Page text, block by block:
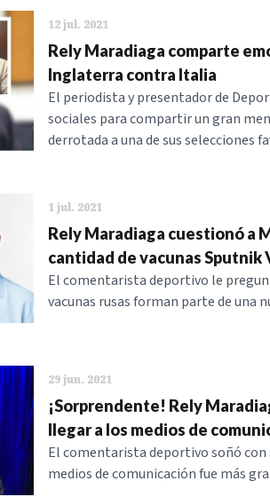
12 jul. 2021
Rely Maradiaga comparte
Inglaterra contra Italia
El periodista y presentador de
sociales para compartir un gran
derrotada a una de sus selecciones
1 jul. 2021
Rely Maradiaga cuestionó a
cantidad de vacunas Sputnik
El comentarista deportivo le
vacunas rusas forman parte de una
29 jun. 2021
¡Sorprendente! Rely
llegar a los medios de
El comentarista deportivo soñó con
medios de comunicación fue más